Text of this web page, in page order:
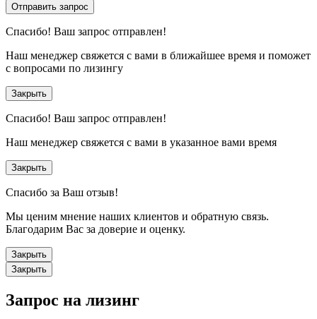
Отправить запрос
Спасибо! Ваш запрос отправлен!
Наш менеджер свяжется с вами в ближайшее время и поможет
с вопросами по лизингу
Закрыть
Спасибо! Ваш запрос отправлен!
Наш менеджер свяжется с вами в указанное вами время
Закрыть
Спасибо за Ваш отзыв!
Мы ценим мнение наших клиентов и обратную связь.
Благодарим Вас за доверие и оценку.
Закрыть
Закрыть
Запрос на лизинг